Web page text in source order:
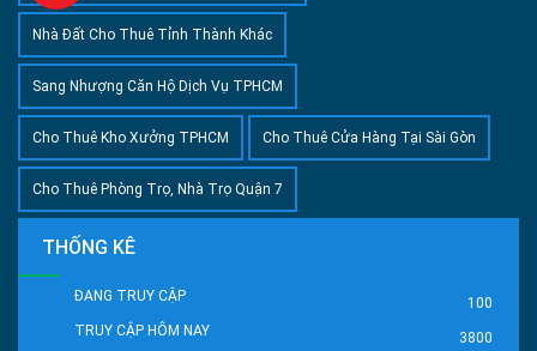
Nhà Đất Cho Thuê Tỉnh Thành Khác
Sang Nhượng Căn Hộ Dịch Vụ TPHCM
Cho Thuê Kho Xưởng TPHCM Cho Thuê Cửa Hàng Tại Sài Gòn
Cho Thuê Phòng Trọ, Nhà Trọ Quận 7
THỐNG KÊ
ĐANG TRUY CẬP
100
TRUY CẬP HÔM NAY
3800